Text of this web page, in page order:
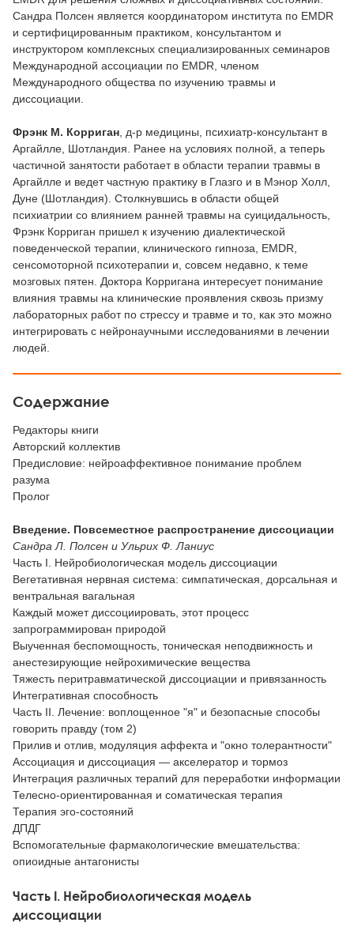
Сандра Полсен является координатором института по EMDR
и сертифицированным практиком, консультантом и
инструктором комплексных специализированных семинаров
Международной ассоциации по EMDR, членом
Международного общества по изучению травмы и
диссоциации.
Фрэнк М. Корриган, д-р медицины, психиатр-консультант в
Аргайлле, Шотландия. Ранее на условиях полной, а теперь
частичной занятости работает в области терапии травмы в
Аргайлле и ведет частную практику в Глазго и в Мэнор Холл,
Дуне (Шотландия). Столкнувшись в области общей
психиатрии со влиянием ранней травмы на суицидальность,
Фрэнк Корриган пришел к изучению диалектической
поведенческой терапии, клинического гипноза, EMDR,
сенсомоторной психотерапии и, совсем недавно, к теме
мозговых пятен. Доктора Корригана интересует понимание
влияния травмы на клинические проявления сквозь призму
лабораторных работ по стрессу и травме и то, как это можно
интегрировать с нейронаучными исследованиями в лечении
людей.
Содержание
Редакторы книги
Авторский коллектив
Предисловие: нейроаффективное понимание проблем
разума
Пролог
Введение. Повсеместное распространение диссоциации
Сандра Л. Полсен и Ульрих Ф. Ланиус
Часть I. Нейробиологическая модель диссоциации
Вегетативная нервная система: симпатическая, дорсальная и
вентральная вагальная
Каждый может диссоциировать, этот процесс
запрограммирован природой
Выученная беспомощность, тоническая неподвижность и
анестезирующие нейрохимические вещества
Тяжесть перитравматической диссоциации и привязанность
Интегративная способность
Часть II. Лечение: воплощенное "я" и безопасные способы
говорить правду (том 2)
Прилив и отлив, модуляция аффекта и "окно толерантности"
Ассоциация и диссоциация — акселератор и тормоз
Интеграция различных терапий для переработки информации
Телесно-ориентированная и соматическая терапия
Терапия эго-состояний
ДПДГ
Вспомогательные фармакологические вмешательства:
опиоидные антагонисты
Часть I. Нейробиологическая модель
диссоциации